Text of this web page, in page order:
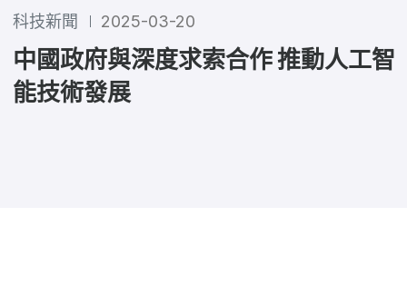
科技新聞 2025-03-20
中國政府與深度求索合作 推動人工智
能技術發展